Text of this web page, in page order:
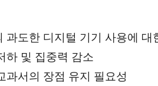
과도한 디지털 기기 사용에 대
하 및 집중력 감소
과서의 장점 유지 필요성